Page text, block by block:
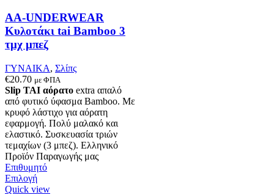
AA-UNDERWEAR
Κυλοτάκι tai Bamboo 3
τμχ μπεζ
ΓΥΝΑΙΚΑ, Σλίπς
€20.70 με ΦΠΑ
Slip TAI αόρατο extra απαλό
από φυτικό ύφασμα Bamboo. Με
κρυφό λάστιχο για αόρατη
εφαρμογή. Πολύ μαλακό και
ελαστικό. Συσκευασία τριών
τεμαχίων (3 μπεζ). Ελληνικό
Προϊόν Παραγωγής μας
Επιθυμητό
ΕπιλογήΑυτό
το
Quick view